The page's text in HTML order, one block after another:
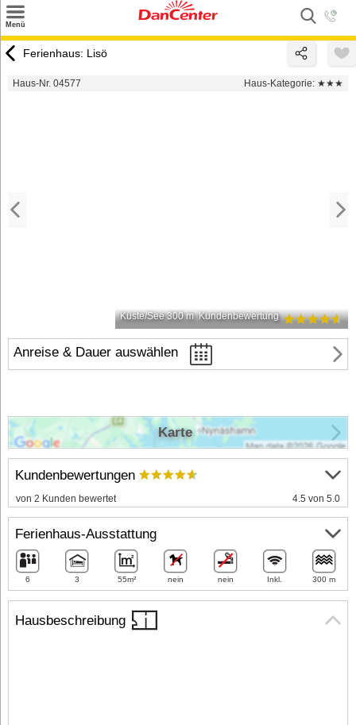
Menü
Urlaubsziele
Ferienhaus: Lisö
Haus-Nr. 04577 Haus-Kategorie: ★★★
Küste/See 300 m Kundenbewertung
Anreise & Dauer auswählen
Hausbeschreibung
Kundenbewertungen
von 2 Kunden bewertet 4.5 von 5.0
Ferienhaus-Ausstattung
6 3 55m² nein nein Inkl. 300 m
Karte